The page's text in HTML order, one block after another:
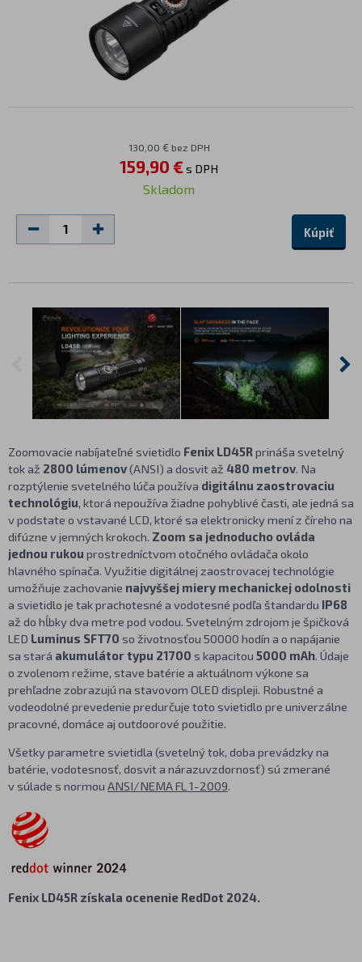
130,00 € bez DPH
159,90 €s DPH
Skladom
Kúpiť
Zoomovacie nabíjateľné svietidlo Fenix LD45Rprináša svetelný
tok až 2800 lúmenov(ANSI) a dosvit až 480 metrov. Na
rozptýlenie svetelného lúča používa digitálnu zaostrovaciu
technológiu, ktorá nepoužíva žiadne pohyblivé časti, ale jedná sa
v podstate o vstavané LCD, ktoré sa elektronicky mení z číreho na
difúzne v jemných krokoch. Zoom sa jednoducho ovláda
jednou rukou prostredníctvom otočného ovládača okolo
hlavného spínača. Využitie digitálnej zaostrovacej technológie
umožňuje zachovanie najvyššej miery mechanickej odolnosti
a svietidlo je tak prachotesné a vodotesné podľa štandardu IP68
až do hĺbky dva metre pod vodou. Svetelným zdrojom je špičková
LED Luminus SFT70 so životnosťou 50000 hodín a o napájanie
sa stará akumulátor typu 21700 s kapacitou 5000 mAh. Údaje
o zvolenom režime, stave batérie a aktuálnom výkone sa
prehľadne zobrazujú na stavovom OLED displeji. Robustné a
vodeodolné prevedenie predurčuje toto svietidlo pre univerzálne
pracovné, domáce aj outdoorové použitie.
Všetky parametre svietidla (svetelný tok, doba prevádzky na
batérie, vodotesnosť, dosvit a nárazuvzdornosť) sú zmerané
v súlade s normou ANSI/NEMA FL 1-2009.
Fenix LD45R získala ocenenie RedDot 2024.